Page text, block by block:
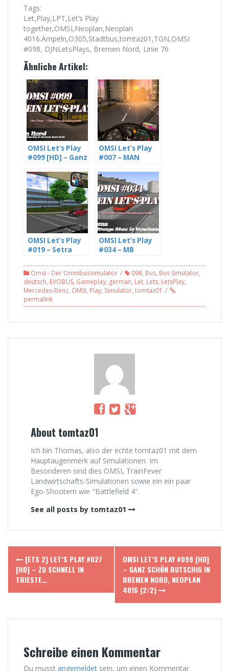
Tags:
Let,Play,LPT,Let’s Play
together,OMSI,Neoplan,Neoplan
4016.Ampeln,O305,Stadtbus,tomtaz01,TGN,OMSI
#098, DJNLetsPlays, Bremen Nord, Linie 76
Ähnliche Artikel:
OMSI Let’s Play
#099 [HD] – Ganz
in Bremen Nord,
Neoplan 4016
(2/2)
OMSI Let’s Play
#007 – MAN
Einsatz auf
Szczecin, Linie 57
[HD]
OMSI Let’s Play
#019 – Setra
auf Konstanz
(WIP), Linie 5
[HD]
OMSI Let’s Play
#034 – MB
Menge Stau in
Konstanz (1/2)
[HD]
Omsi - Der Omnibussimulator 098, Bus, Bus Simulator,
deutsch, EVOBUS, Gameplay, german, Let, Lets, LetsPlay,
Mercedes-Benz, OMSI, Play, Simulator, tomtaz01
permalink
About tomtaz01
Ich bin Thomas, also der echte tomtaz01 mit dem
Hauptaugenmerk auf Simulationen. Im
Besonderen sind dies OMSI, TrainFever
Landwirtschafts-Simulationen sowie ein ein paar
Ego-Shootern wie "Battlefield 4".
See all posts by tomtaz01
Post
navigation
[ETS 2] LET’S PLAY #027
[HD] – ZU SCHNELL IN
TRIESTE…
OMSI LET’S PLAY #099 [HD]
– GANZ SCHÖN RUTSCHIG IN
BREMEN NORD, NEOPLAN
4016 (2/2)
Schreibe einen Kommentar
Du musst angemeldet sein, um einen Kommentar